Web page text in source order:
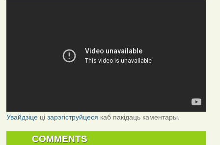
Увайдзіцеці зарэгіструйцеся каб пакідаць каментары.
COMMENTS